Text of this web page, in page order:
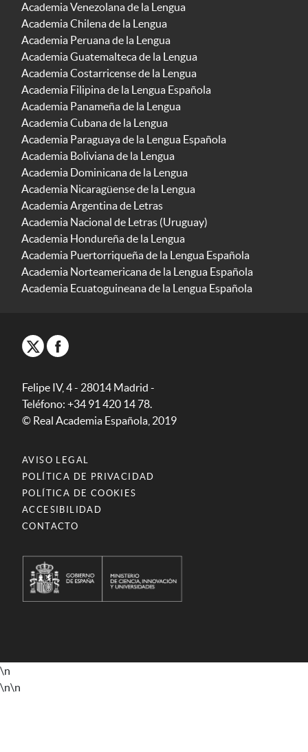
Academia Venezolana de la Lengua
Academia Chilena de la Lengua
Academia Peruana de la Lengua
Academia Guatemalteca de la Lengua
Academia Costarricense de la Lengua
Academia Filipina de la Lengua Española
Academia Panameña de la Lengua
Academia Cubana de la Lengua
Academia Paraguaya de la Lengua Española
Academia Boliviana de la Lengua
Academia Dominicana de la Lengua
Academia Nicaragüense de la Lengua
Academia Argentina de Letras
Academia Nacional de Letras (Uruguay)
Academia Hondureña de la Lengua
Academia Puertorriqueña de la Lengua Española
Academia Norteamericana de la Lengua Española
Academia Ecuatoguineana de la Lengua Española
Felipe IV, 4 - 28014 Madrid -
Teléfono: +34 91 420 14 78.
© Real Academia Española, 2019
AVISO LEGAL
POLÍTICA DE PRIVACIDAD
POLÍTICA DE COOKIES
ACCESIBILIDAD
CONTACTO
\n
\n\n